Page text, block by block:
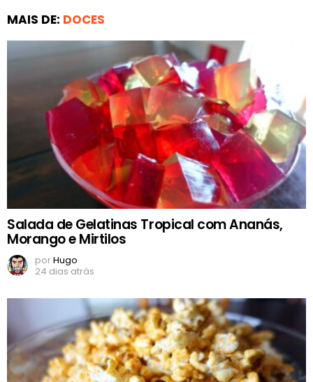
MAIS DE: DOCES
Salada de Gelatinas Tropical com Ananás,
Morango e Mirtilos
porHugo
24 dias atrás